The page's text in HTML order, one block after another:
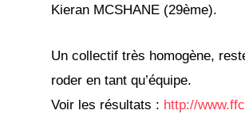
Kieran MCSHANE (29ème).
Un collectif très homogène,
roder en tant qu’équipe.
Voir les résultats : http://